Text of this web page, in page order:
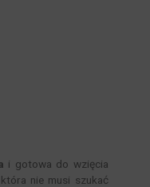
i gotowa do wzięcia
nie musi szukać